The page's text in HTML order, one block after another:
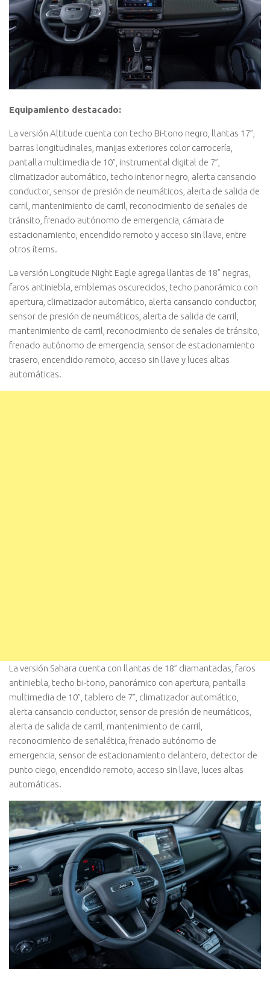
Equipamiento destacado:
La versión Altitude cuenta con techo Bi-tono negro, llantas 17”,
barras longitudinales, manijas exteriores color carrocería,
pantalla multimedia de 10”, instrumental digital de 7”,
climatizador automático, techo interior negro, alerta cansancio
conductor, sensor de presión de neumáticos, alerta de salida de
carril, mantenimiento de carril, reconocimiento de señales de
tránsito, frenado autónomo de emergencia, cámara de
estacionamiento, encendido remoto y acceso sin llave, entre
otros ítems.
La versión Longitude Night Eagle agrega llantas de 18” negras,
faros antiniebla, emblemas oscurecidos, techo panorámico con
apertura, climatizador automático, alerta cansancio conductor,
sensor de presión de neumáticos, alerta de salida de carril,
mantenimiento de carril, reconocimiento de señales de tránsito,
frenado autónomo de emergencia, sensor de estacionamiento
trasero, encendido remoto, acceso sin llave y luces altas
automáticas.
La versión Sahara cuenta con llantas de 18” diamantadas, faros
antiniebla, techo bi-tono, panorámico con apertura, pantalla
multimedia de 10”, tablero de 7”, climatizador automático,
alerta cansancio conductor, sensor de presión de neumáticos,
alerta de salida de carril, mantenimiento de carril,
reconocimiento de señalética, frenado autónomo de
emergencia, sensor de estacionamiento delantero, detector de
punto ciego, encendido remoto, acceso sin llave, luces altas
automáticas.